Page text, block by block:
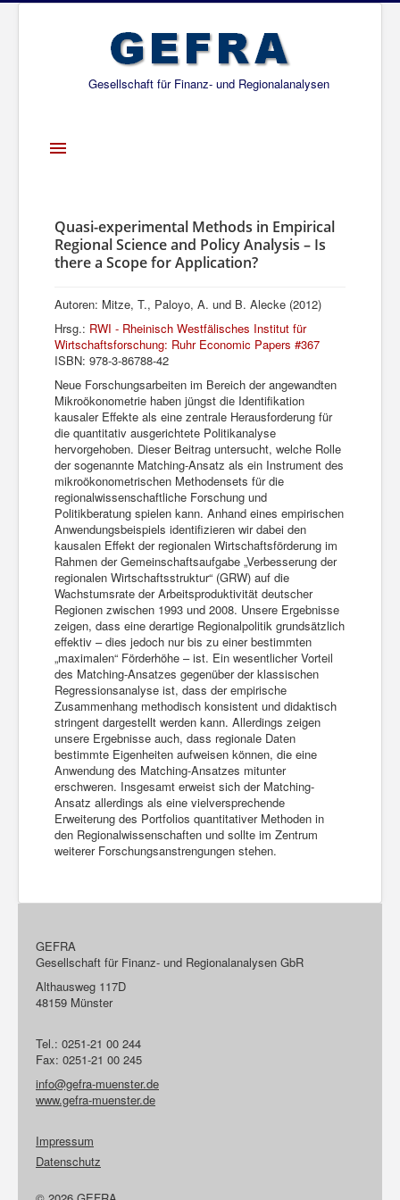
Gesellschaft für Finanz- und Regionalanalysen
Toggle
Über uns
Projekte
Netzwerk
Quasi-experimental Methods in Empirical
Regional Science and Policy Analysis – Is
there a Scope for Application?
Autoren: Mitze, T., Paloyo, A. und B. Alecke (2012)
Hrsg.: RWI - Rheinisch Westfälisches Institut für
Wirtschaftsforschung: Ruhr Economic Papers #367
ISBN: 978-3-86788-42
Neue Forschungsarbeiten im Bereich der angewandten
Mikroökonometrie haben jüngst die Identifikation
kausaler Effekte als eine zentrale Herausforderung für
die quantitativ ausgerichtete Politikanalyse
hervorgehoben. Dieser Beitrag untersucht, welche Rolle
der sogenannte Matching-Ansatz als ein Instrument des
mikroökonometrischen Methodensets für die
regionalwissenschaftliche Forschung und
Politikberatung spielen kann. Anhand eines empirischen
Anwendungsbeispiels identifizieren wir dabei den
kausalen Effekt der regionalen Wirtschaftsförderung im
Rahmen der Gemeinschaftsaufgabe „Verbesserung der
regionalen Wirtschaftsstruktur“ (GRW) auf die
Wachstumsrate der Arbeitsproduktivität deutscher
Regionen zwischen 1993 und 2008. Unsere Ergebnisse
zeigen, dass eine derartige Regionalpolitik grundsätzlich
effektiv – dies jedoch nur bis zu einer bestimmten
„maximalen“ Förderhöhe – ist. Ein wesentlicher Vorteil
des Matching-Ansatzes gegenüber der klassischen
Regressionsanalyse ist, dass der empirische
Zusammenhang methodisch konsistent und didaktisch
stringent dargestellt werden kann. Allerdings zeigen
unsere Ergebnisse auch, dass regionale Daten
bestimmte Eigenheiten aufweisen können, die eine
Anwendung des Matching-Ansatzes mitunter
erschweren. Insgesamt erweist sich der Matching-
Ansatz allerdings als eine vielversprechende
Erweiterung des Portfolios quantitativer Methoden in
den Regionalwissenschaften und sollte im Zentrum
weiterer Forschungsanstrengungen stehen.
GEFRA
Gesellschaft für Finanz- und Regionalanalysen GbR
Althausweg 117D
48159 Münster
Tel.: 0251-21 00 244
Fax: 0251-21 00 245
info@gefra-muenster.de
www.gefra-muenster.de
Impressum
Datenschutz